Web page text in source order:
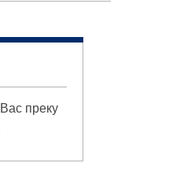
преку